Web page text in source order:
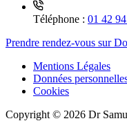
Téléphone : 01 42
Prendre rendez-vous sur
Mentions Légales
Données
Cookies
Copyright © 2026 Dr